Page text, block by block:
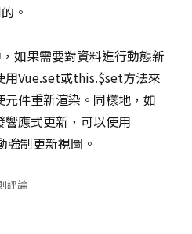
。
如果需要對資料進行動態新
用Vue.set或this.$set方法來
件重新渲染。同樣地，如
應式更新，可以使用
制更新視圖。
評論在